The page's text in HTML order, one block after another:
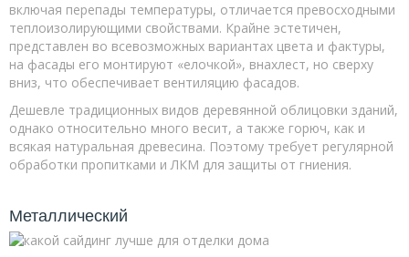
включая перепады температуры, отличается превосходными
теплоизолирующими свойствами. Крайне эстетичен,
представлен во всевозможных вариантах цвета и фактуры,
на фасады его монтируют «елочкой», внахлест, но сверху
вниз, что обеспечивает вентиляцию фасадов.
Дешевле традиционных видов деревянной облицовки зданий,
однако относительно много весит, а также горюч, как и
всякая натуральная древесина. Поэтому требует регулярной
обработки пропитками и ЛКМ для защиты от гниения.
Металлический